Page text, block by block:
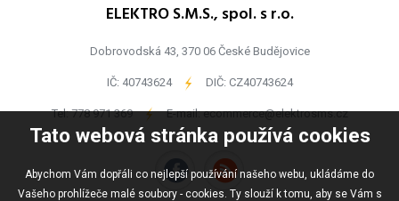
Tato webová stránka používá cookies
Abychom Vám dopřáli co nejlepší používání našeho webu, ukládáme do
Vašeho prohlížeče malé soubory - cookies. Ty slouží k tomu, aby se Vám s
ELEKTRO S.M.S., spol. s r.o.
Dobrovodská 43, 370 06 České Budějovice
IČ: 40743624 - DIČ: CZ40743624
Tel:778 971 369 - E-mail:ecommerce@elektrosms.cz